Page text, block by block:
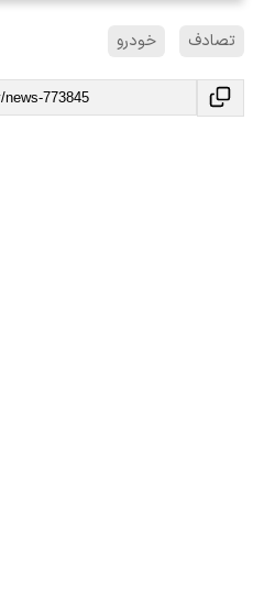
تصادف خودرو